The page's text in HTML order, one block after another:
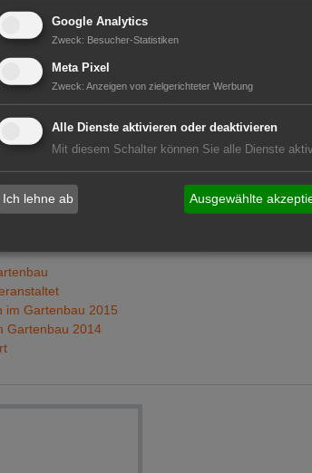
und Steuerfragen
Forstwirte
im Gartenbau 2015
Gartenbau 2014
Google Analytics
Zweck: Besucher-Statistiken
Meta Pixel
Zweck: Anzeigen von zielgerichteter Werbung
Alle Dienste aktivieren oder deaktivieren
Mit diesem Schalter können Sie alle Dienste
Ich lehne ab Ausgewählte